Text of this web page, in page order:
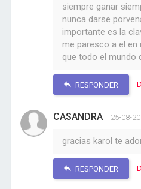
siempre ganar
nunca darse
importante es la
me paresco a el
que todo el mundo
RESPONDER
CASANDRA 25-08-
gracias karol te
RESPONDER